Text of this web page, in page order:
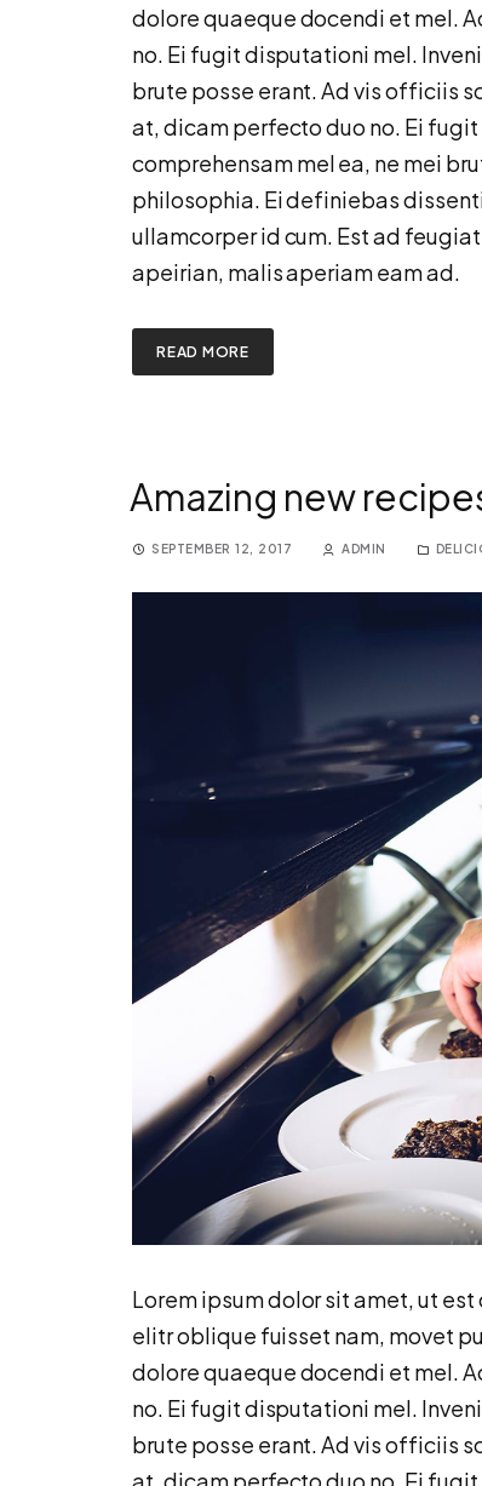
dolore quaeque docendi et mel.
no. Ei fugit disputationi mel.
brute posse erant. Ad vis officiis
at, dicam perfecto duo no. Ei
comprehensam mel ea, ne mei
philosophia. Ei definiebas
ullamcorper id cum. Est ad
apeirian, malis aperiam eam ad.
READ MORE
Amazing new
SEPTEMBER 12, 2017 ADMIN
Lorem ipsum dolor sit amet, ut
elitr oblique fuisset nam, movet
dolore quaeque docendi et mel.
no. Ei fugit disputationi mel.
brute posse erant. Ad vis officiis
at, dicam perfecto duo no. Ei